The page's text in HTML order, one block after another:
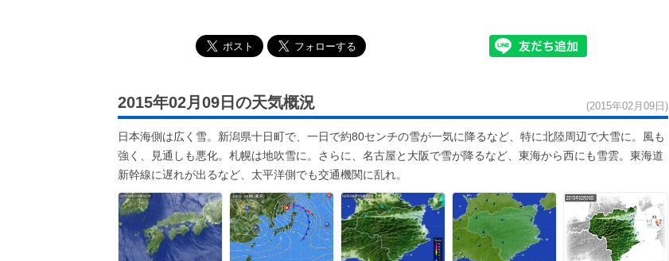
2015年02月09日の天気概況 (2015年02月09日)
日本海側は広く雪。新潟県十日町で、一日で約80センチの雪が一気に降るなど、特に北陸周辺で大雪に。風も
強く、見通しも悪化。札幌は地吹雪に。さらに、名古屋と大阪で雪が降るなど、東海から西にも雪雲。東海道
新幹線に遅れが出るなど、太平洋側でも交通機関に乱れ。